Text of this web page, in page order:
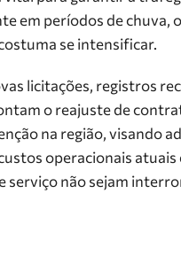
em períodos de chuva,
se intensificar.
licitações, registros
o reajuste de
na região, visando
operacionais
serviço não sejam